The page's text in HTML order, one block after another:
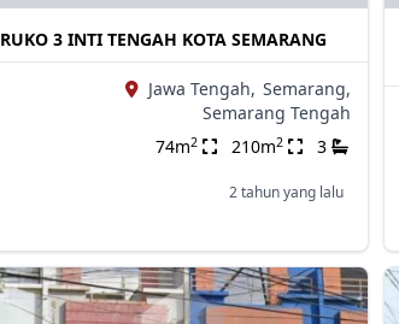
RUKO 3 INTI TENGAH KOTA SEMARANG
Jawa Tengah, Semarang,
Semarang Tengah
74m2 210m2 3
2 tahun yang lalu